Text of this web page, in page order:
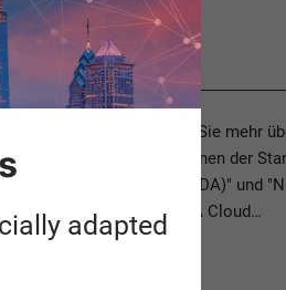
Im Scheer Blog erfahren Sie mehr
Zwecke und Konfigurationen der
"Kostenlose Lieferung (BDA)" und
(BKA)" der SAP S/4HANA Cloud…
adapted